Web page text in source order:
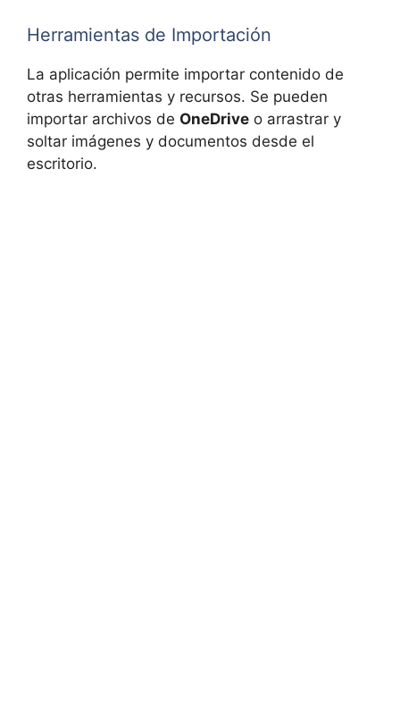
Herramientas de Importación
La aplicación permite importar contenido de
otras herramientas y recursos. Se pueden
importar archivos de OneDrive o arrastrar y
soltar imágenes y documentos desde el
escritorio.